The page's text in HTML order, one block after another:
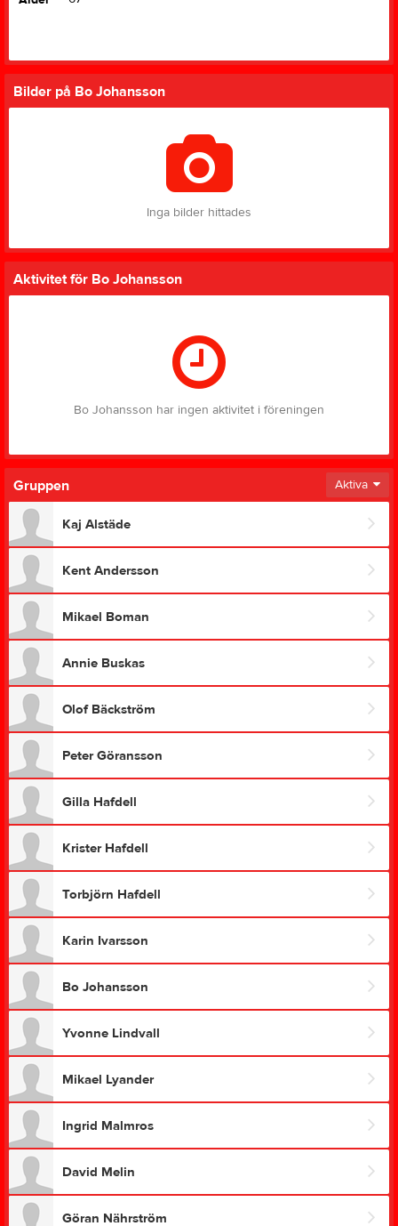
Bilder på Bo Johansson
Inga bilder hittades
Aktivitet för Bo Johansson
Bo Johansson har ingen aktivitet i föreningen
Gruppen Aktiva
Kaj Alstäde
Kent Andersson
Mikael Boman
Annie Buskas
Olof Bäckström
Peter Göransson
Gilla Hafdell
Krister Hafdell
Torbjörn Hafdell
Karin Ivarsson
Bo Johansson
Yvonne Lindvall
Mikael Lyander
Ingrid Malmros
David Melin
Göran Nährström